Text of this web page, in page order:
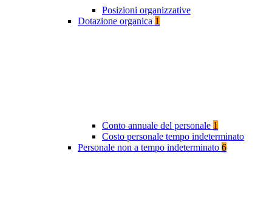
Posizioni organizzative
Dotazione organica 1
Conto annuale del personale 1
Costo personale tempo indeterminato
Personale non a tempo indeterminato 6